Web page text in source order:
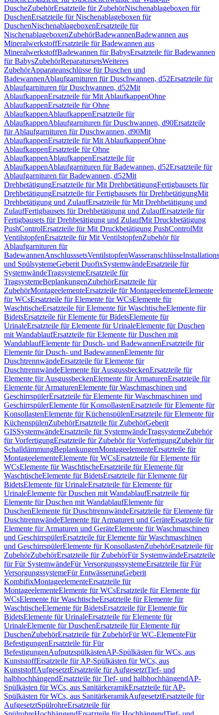
DuscheZubehörErsatzteile für ZubehörNischenablageboxen für
DuschenErsatzteile für Nischenablageboxen für
DuschenNischenablageboxenErsatzteile für
NischenablageboxenZubehörBadewannenBadewannen aus
MineralwerkstoffErsatzteile für Badewannen aus
MineralwerkstoffBadewannen für BabysErsatzteile für Badewannen
für BabysZubehörReparatursetsWeiteres
ZubehörApparateanschlüsse für Duschen und
BadewannenAblaufgarnituren für Duschwannen, d52Ersatzteile für
Ablaufgarnituren für Duschwannen, d52Mit
AblaufkappenErsatzteile für Mit AblaufkappenOhne
AblaufkappenErsatzteile für Ohne
AblaufkappenAblaufkappenErsatzteile für
AblaufkappenAblaufgarnituren für Duschwannen, d90Ersatzteile
für Ablaufgarnituren für Duschwannen, d90Mit
AblaufkappenErsatzteile für Mit AblaufkappenOhne
AblaufkappenErsatzteile für Ohne
AblaufkappenAblaufkappenErsatzteile für
AblaufkappenAblaufgarnituren für Badewannen, d52Ersatzteile für
Ablaufgarnituren für Badewannen, d52Mit
DrehbetätigungErsatzteile für Mit DrehbetätigungFertigbausets für
DrehbetätigungErsatzteile für Fertigbausets für DrehbetätigungMit
Drehbetätigung und ZulaufErsatzteile für Mit Drehbetätigung und
ZulaufFertigbausets für Drehbetätigung und ZulaufErsatzteile für
Fertigbausets für Drehbetätigung und ZulaufMit Druckbetätigung
PushControlErsatzteile für Mit Druckbetätigung PushControlMit
VentilstopfenErsatzteile für Mit VentilstopfenZubehör für
Ablaufgarnituren für
BadewannenAnschlusssetsVentilstopfenWasseranschlüsse
und SpülsystemeGeberit DuofixSystemwändeErsatzteile für
SystemwändeTragsystemeErsatzteile für
TragsystemeBeplankungenZubehörErsatzteile für
ZubehörMontageelementeErsatzteile für MontageelementeElemente
für WCsErsatzteile für Elemente für WCsElemente für
WaschtischeErsatzteile für Elemente für WaschtischeElemente für
BidetsErsatzteile für Elemente für BidetsElemente für
UrinaleErsatzteile für Elemente für UrinaleElemente für Duschen
mit WandablaufErsatzteile für Elemente für Duschen mit
WandablaufElemente für Dusch- und BadewannenErsatzteile für
Elemente für Dusch- und BadewannenElemente für
DuschtrennwändeErsatzteile für Elemente für
DuschtrennwändeElemente für AusgussbeckenErsatzteile für
Elemente für AusgussbeckenElemente für ArmaturenErsatzteile für
Elemente für ArmaturenElemente für Waschmaschinen und
GeschirrspülerErsatzteile für Elemente für Waschmaschinen und
GeschirrspülerElemente für KonsollastenErsatzteile für Elemente für
KonsollastenElemente für KüchenspülenErsatzteile für Elemente für
KüchenspülenZubehörErsatzteile für ZubehörGeberit
GISSystemwändeErsatzteile für SystemwändeTragsystemeZubehör
für VorfertigungErsatzteile für Zubehör für VorfertigungZubehör für
SchalldämmungBeplankungenMontageelementeErsatzteile für
MontageelementeElemente für WCsErsatzteile für Elemente für
WCsElemente für WaschtischeErsatzteile für Elemente für
WaschtischeElemente für BidetsErsatzteile für Elemente für
BidetsElemente für UrinaleErsatzteile für Elemente für
UrinaleElemente für Duschen mit WandablaufErsatzteile für
Elemente für Duschen mit WandablaufElemente für
DuschenElemente für DuschtrennwändeErsatzteile für Elemente für
DuschtrennwändeElemente für Armaturen und GeräteErsatzteile für
Elemente für Armaturen und GeräteElemente für Waschmaschinen
und GeschirrspülerErsatzteile für Elemente für Waschmaschinen
und GeschirrspülerElemente für KonsollastenZubehörErsatzteile für
ZubehörZubehörErsatzteile für ZubehörFür SystemwändeErsatzteile
für Für SystemwändeFür VersorgungssystemeErsatzteile für Für
VersorgungssystemeFür EntwässerungGeberit
KombifixMontageelementeErsatzteile für
MontageelementeElemente für WCsErsatzteile für Elemente für
WCsElemente für WaschtischeErsatzteile für Elemente für
WaschtischeElemente für BidetsErsatzteile für Elemente für
BidetsElemente für UrinaleErsatzteile für Elemente für
UrinaleElemente für DuschenErsatzteile für Elemente für
DuschenZubehörErsatzteile für ZubehörFür WC-ElementeFür
BefestigungenErsatzteile für Für
BefestigungenAufputzspülkästenAP-Spülkästen für WCs, aus
KunststoffErsatzteile für AP-Spülkästen für WCs, aus
KunststoffAufgesetztErsatzteile für AufgesetztTief- und
halbhochhängendErsatzteile für Tief- und halbhochhängendAP-
Spülkästen für WCs, aus SanitärkeramikErsatzteile für AP-
Spülkästen für WCs, aus SanitärkeramikAufgesetztErsatzteile für
AufgesetztSpülrohreErsatzteile für